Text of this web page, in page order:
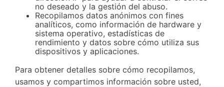
no deseado y la gestión del abuso.
Recopilamos datos anónimos con fines
analíticos, como información de hardware y
sistema operativo, estadísticas de
rendimiento y datos sobre cómo utiliza sus
dispositivos y aplicaciones.
Para obtener detalles sobre cómo recopilamos,
usamos y compartimos información sobre usted,